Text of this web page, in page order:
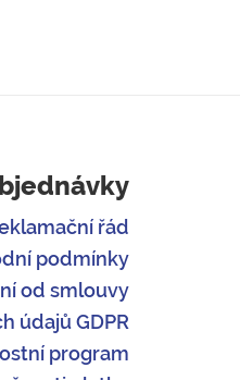
řád
podmínky
od smlouvy
údajů GDPR
program